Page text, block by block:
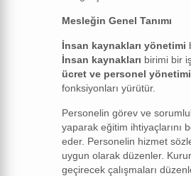
Mesleğin Genel Tanımı
İnsan kaynakları yönetimi
İnsan kaynakları birimi bir
ücret ve personel yönetimi
fonksiyonları yürütür.
Personelin görev ve
yaparak eğitim ihtiyaçlarını
eder. Personelin hizmet
uygun olarak düzenler.
geçirecek çalışmaları